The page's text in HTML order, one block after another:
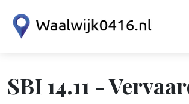
SBI 14.11 -